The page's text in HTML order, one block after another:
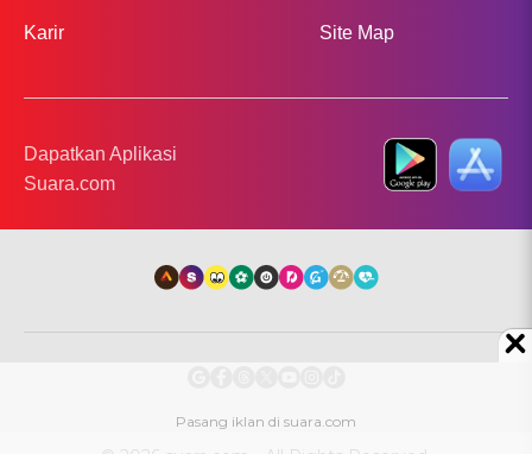
Karir Site Map
Dapatkan Aplikasi
Suara.com